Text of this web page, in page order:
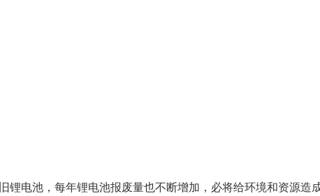
电池，每年锂电池报废量也不断增加，必将给环境和资源造